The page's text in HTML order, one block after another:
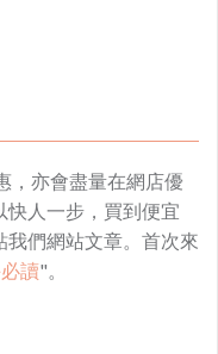
，亦會盡量在網店優
人一步，買到便宜
們網站文章。首次來
讀"。